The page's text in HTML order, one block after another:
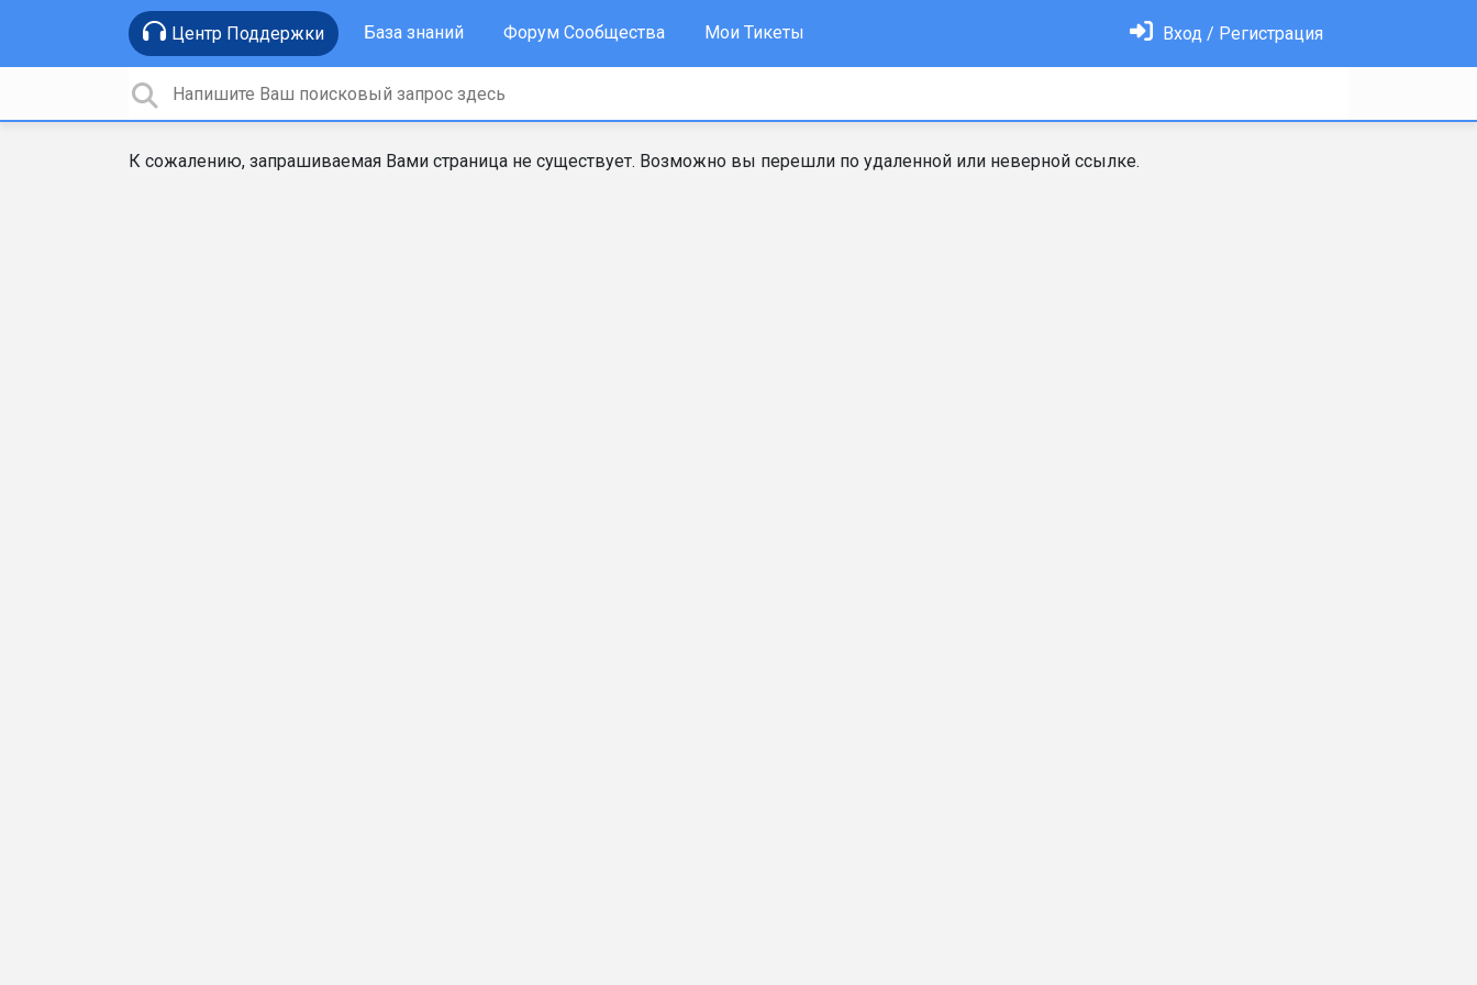
Центр Поддержки База знаний Форум Сообщества Мои Тикеты Вход / Регистрация
К сожалению, запрашиваемая Вами страница не существует. Возможно вы перешли по удаленной или неверной ссылке.